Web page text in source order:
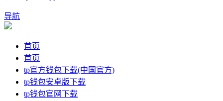
导航
首页
首页
tp官方钱包下载(中国官方)
tp钱包安卓版下载
tp钱包官网下载